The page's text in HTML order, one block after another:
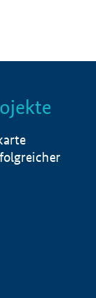
Info